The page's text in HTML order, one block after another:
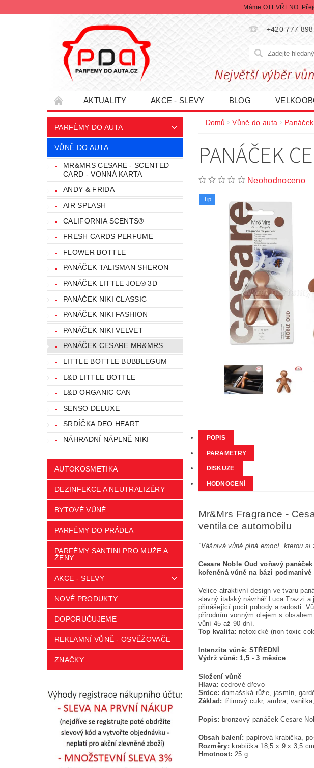
Máme OTEVŘENO.
+420 777
AKTUALITY AKCE - SLEVY BLOG
HODNOCENÍ OBCHODU PODMÍNKY OCHRANY OSOBNÍCH
INFORMACE - SLEVOVÉ KUPÓNY
PARFÉMY DO AUTA
VŮNĚ DO AUTA
MR&MRS CESARE - SCENTED
CARD - VONNÁ KARTA
ANDY & FRIDA
AIR SPLASH
CALIFORNIA SCENTS®
FRESH CARDS PERFUME
FLOWER BOTTLE
PANÁČEK TALISMAN SHERON
PANÁČEK LITTLE JOE® 3D
PANÁČEK NIKI CLASSIC
PANÁČEK NIKI FASHION
PANÁČEK NIKI VELVET
PANÁČEK CESARE MR&MRS
LITTLE BOTTLE BUBBLEGUM
L&D LITTLE BOTTLE
L&D ORGANIC CAN
SENSO DELUXE
SRDÍČKA DEO HEART
NÁHRADNÍ NÁPLNĚ NIKI
AUTOKOSMETIKA
DEZINFEKCE A NEUTRALIZÉRY
BYTOVÉ VŮNĚ
PARFÉMY DO PRÁDLA
PARFÉMY SANTINI PRO MUŽE A
ŽENY
AKCE - SLEVY
NOVÉ PRODUKTY
DOPORUČUJEME
REKLAMNÍ VŮNĚ - OSVĚŽOVAČE
ZNAČKY
Domů Vůně do auta
PANÁČEK
Neohodnoceno
Tip
POPIS
PARAMETRY
DISKUZE
HODNOCENÍ
Mr&Mrs Fragrance -
ventilace automobilu
"Vášnivá vůně plná emocí, kterou si
Cesare Noble Oud voňavý
kořeněná vůně na bázi
Velice atraktivní design ve tvaru
slavný italský návrhář Luca Trazzi
přinášející pocit pohody a radosti.
přírodním vonným olejem s
vůní 45 až 90 dní.
Top kvalita: netoxické (non-toxic
Intenzita vůně: STŘEDNÍ
Výdrž vůně: 1,5 - 3 měsíce
Složení vůně
Hlava: cedrové dřevo
Srdce: damašská růže, jasmín,
Základ:třtinový cukr, ambra,
Popis: bronzový panáček Cesare
Obsah balení: papírová krabička,
Rozměry: krabička 18,5 x 9 x 3,5
Hmotnost: 25 g